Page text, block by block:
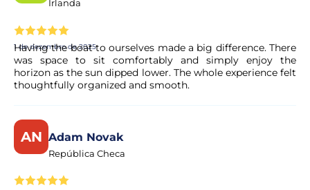
disponibilidade da experiência. Em poucos momentos,
recebe a confirmação no seu e-mail.
O pagamento é seguro?
sistemas de pagamento seguros e encriptados,
garantindo total proteção dos seus dados pessoais e
financeiros.
Irlanda
1 de dezembro de 2025
Having the boat to ourselves made a big difference. There
was space to sit comfortably and simply enjoy the
horizon as the sun dipped lower. The whole experience felt
thoughtfully organized and smooth.
AN Adam Novak
República Checa